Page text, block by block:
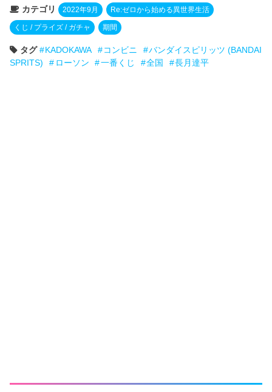
カテゴリ 2022年9月 Re:ゼロから始める異世界生活
くじ / プライズ / ガチャ 期間
タグ KADOKAWA コンビニ
バンダイスピリッツ (BANDAI
SPRITS)
ローソン 一番くじ 全国 長月達平